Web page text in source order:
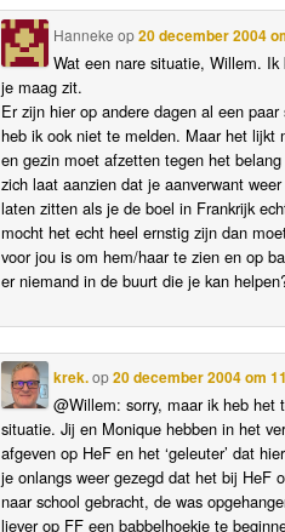
Hanneke op20 december 2004
Wat een nare situatie, Willem.
je maag zit.
Er zijn hier op andere dagen al een
heb ik ook niet te melden. Maar het lijkt
en gezin moet afzetten tegen het
zich laat aanzien dat je aanverwant
laten zitten als je de boel in Frankrijk
mocht het echt heel ernstig zijn dan
voor jou is om hem/haar te zien en op
er niemand in de buurt die je kan
krek.op20 december 2004 om
@Willem: sorry, maar ik heb
situatie. Jij en Monique hebben in het
afgeven op HeF en het ‘geleuter’ dat
je onlangs weer gezegd dat het bij HeF
naar school gebracht, de was
liever op FF een babbelhoekje te